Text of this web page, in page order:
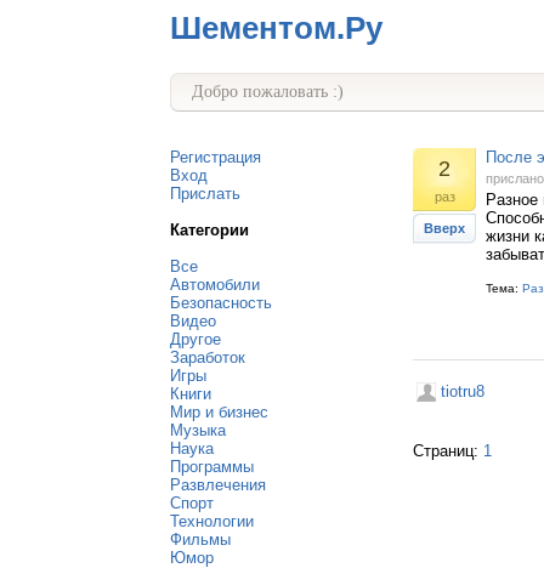
Шементом.Ру
Добро пожаловать :)
Регистрация
Вход
Прислать
Категории
Все
Автомобили
Безопасность
Видео
Другое
Заработок
Игры
Книги
Мир и бизнес
Музыка
Наука
Программы
Развлечения
Спорт
Технологии
Фильмы
Юмор
2
раз
Вверх
После
Разное
жизни
Тема:
tiotru8
Страниц: 1